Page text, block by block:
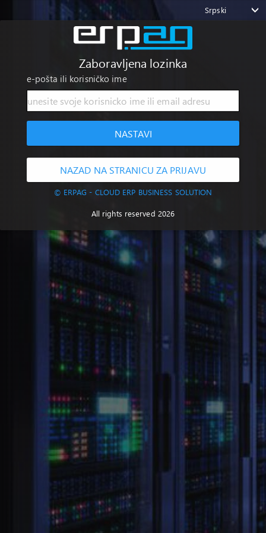
Srpski
Zaboravljena lozinka
e-pošta ili korisničko ime
NASTAVI
NAZAD NA STRANICU ZA PRIJAVU
© ERPAG - CLOUD ERP BUSINESS SOLUTION
All rights reserved 2026